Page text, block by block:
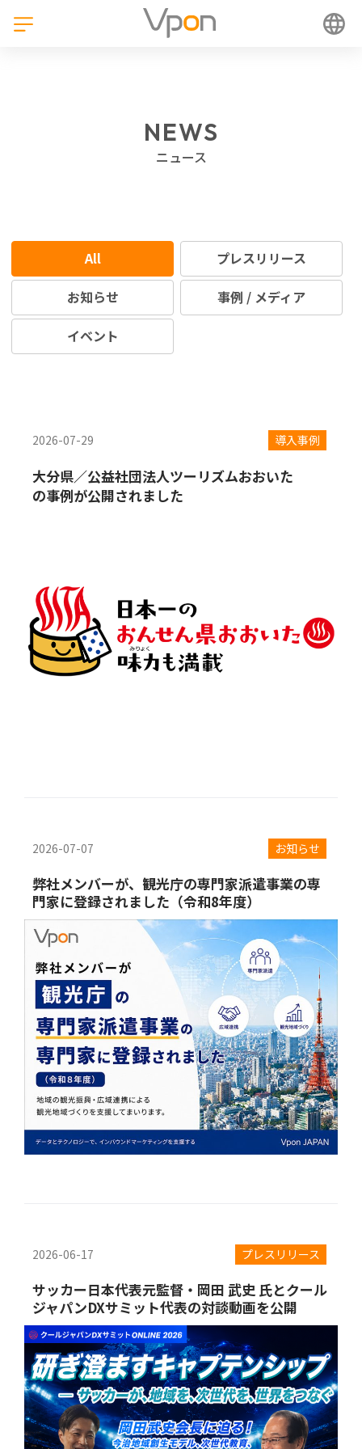
NEWS
ニュース
All
プレスリリース
お知らせ
事例 / メディア
イベント
2026-07-29 導入事例
大分県／公益社団法人ツーリズムおおいた
の事例が公開されました
2026-07-07 お知らせ
弊社メンバーが、観光庁の専門家派遣事業の専
門家に登録されました（令和8年度）
2026-06-17 プレスリリース
サッカー日本代表元監督・岡田 武史 氏とクール
ジャパンDXサミット代表の対談動画を公開